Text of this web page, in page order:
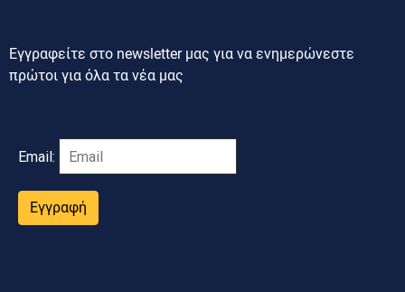
Εγγραφείτε στο newsletter μας για να ενημερώνεστε
πρώτοι για όλα τα νέα μας
Email:
Εγγραφή